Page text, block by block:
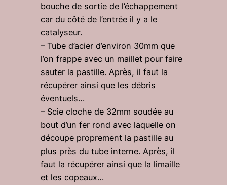
bouche de sortie de l’échappement
car du côté de l’entrée il y a le
catalyseur.
– Tube d’acier d’environ 30mm que
l’on frappe avec un maillet pour faire
sauter la pastille. Après, il faut la
récupérer ainsi que les débris
éventuels…
– Scie cloche de 32mm soudée au
bout d’un fer rond avec laquelle on
découpe proprement la pastille au
plus près du tube interne. Après, il
faut la récupérer ainsi que la limaille
et les copeaux…